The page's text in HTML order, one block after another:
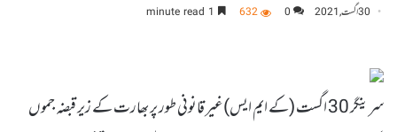
30 اگست, 2021 0
632
سرینگر 30 اگست (کے ایم ایس)غیر قانونی طور پر بھارت کے زیر قبضہ جموں